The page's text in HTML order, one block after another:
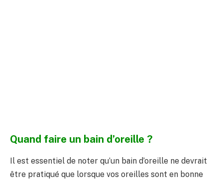
Quand faire un bain d’oreille ?
Il est essentiel de noter qu’un bain d’oreille ne devrait
être pratiqué que lorsque vos oreilles sont en bonne